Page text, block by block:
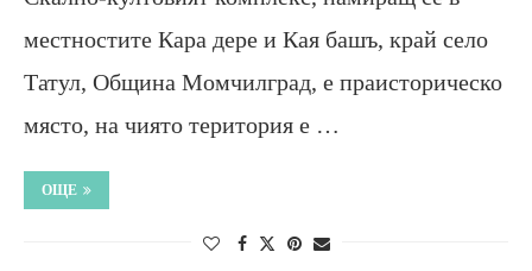
местностите Кара дере и Кая башъ, край село
Татул, Община Момчилград, е праисторическо
място, на чиято територия е …
ОЩЕ